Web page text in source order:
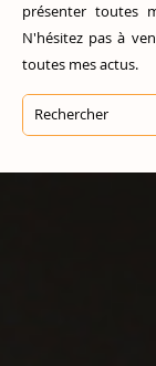
présenter toutes
N'hésitez pas à
toutes mes actus.